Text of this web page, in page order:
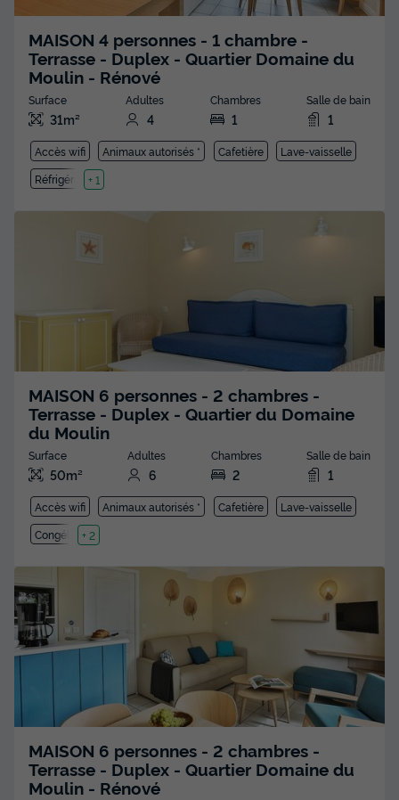
MAISON 4 personnes - 1 chambre -
Terrasse - Duplex - Quartier Domaine du
Moulin - Rénové
Surface
31m²
Adultes
4
Chambres
1
Salle de bain
1
Accès wifi Animaux autorisés * Cafetière
Lave-vaisselle
Réfrigérateur
+ 1
MAISON 6 personnes - 2 chambres -
Terrasse - Duplex - Quartier du Domaine
du Moulin
Surface
50m²
Adultes
6
Chambres
2
Salle de bain
1
Accès wifi Animaux autorisés * Cafetière
Lave-vaisselle
Congélateur
+ 2
MAISON 6 personnes - 2 chambres -
Terrasse - Duplex - Quartier Domaine du
Moulin - Rénové